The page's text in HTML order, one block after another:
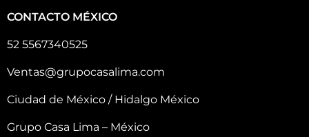
CONTACTO MÉXICO
52 5567340525
Ventas@grupocasalima.com
Ciudad de México / Hidalgo México
Grupo Casa Lima – México